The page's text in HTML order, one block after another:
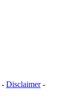
- Disclaimer -